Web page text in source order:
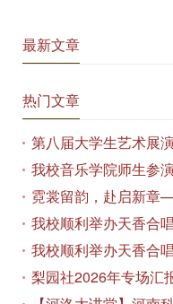
最新文章
热门文章
我校音乐学院师生参
我校顺利举办天香合
我校顺利举办天香合
梨园社2026年专场汇